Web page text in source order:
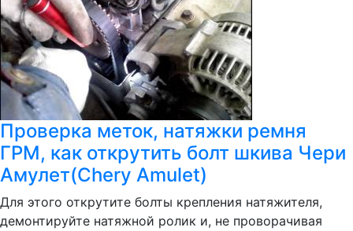
Проверка меток, натяжки ремня
ГРМ, как открутить болт шкива Чери
Амулет(Chery Amulet)
Для этого открутите болты крепления натяжителя,
демонтируйте натяжной ролик и, не проворачивая